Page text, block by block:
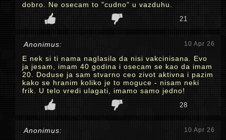
dobro. Ne osecam to "cudno" u vazduhu.
21
Anonimus: 10 Apr 26
E nek si ti nama naglasila da nisi vakcinisana. Evo
ja jesam, imam 40 godina i osecam se kao da imam
20. Doduse ja sam stvarno ceo zivot aktivna i pazim
kako se hranim koliko je to moguce - nisam neki
frik. U telo vredi ulagati, imamo samo jedno!
28
Anonimus: 10 Apr 26